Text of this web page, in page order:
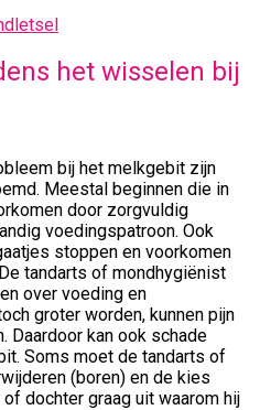
het wisselen bij
bij het melkgebit zijn
Meestal beginnen die in
door zorgvuldig
voedingspatroon. Ook
stoppen en voorkomen
tandarts of mondhygiënist
over voeding en
groter worden, kunnen pijn
Daardoor kan ook schade
Soms moet de tandarts of
(boren) en de kies
dochter graag uit waarom hij